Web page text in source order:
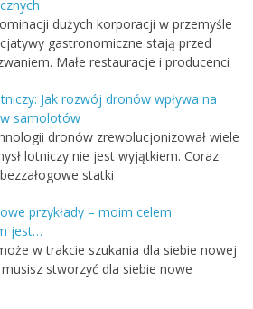
dużych korporacji w przemyśle
gastronomiczne stają przed
Małe restauracje i producenci
Jak rozwój dronów wpływa na
samolotów
dronów zrewolucjonizował wiele
lotniczy nie jest wyjątkiem. Coraz
statki
przykłady – moim celem
jest…
w trakcie szukania dla siebie nowej
stworzyć dla siebie nowe